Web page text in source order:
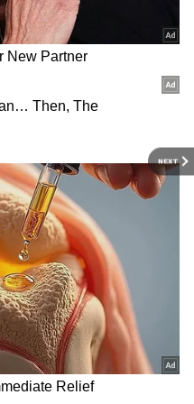
NEXT
గాల్లోకి ఎగరని గో ఫస్ట్..
ఎయిర్‌లైన్ ఆర్డర్ చేసిన
ఇంజిన్‌లు, మరో 10
P&W డెలివరీ
అందించలేదు. ఇది